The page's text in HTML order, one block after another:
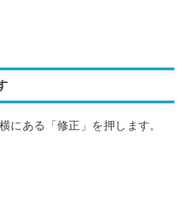
にある「修正」を押します。